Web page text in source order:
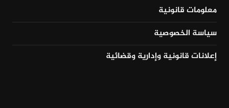
معلومات قانونية
سياسة الخصوصية
إعلانات قانونية وإدارية وقضائية